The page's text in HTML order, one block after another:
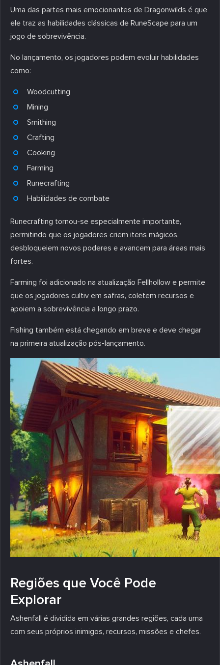
Uma das partes mais emocionantes de Dragonwilds é que
ele traz as habilidades clássicas de RuneScape para um
jogo de sobrevivência.
No lançamento, os jogadores podem evoluir habilidades
como:
Woodcutting
Mining
Smithing
Crafting
Cooking
Farming
Runecrafting
Habilidades de combate
Runecrafting tornou-se especialmente importante,
permitindo que os jogadores criem itens mágicos,
desbloqueiem novos poderes e avancem para áreas mais
fortes.
Farming foi adicionado na atualização Fellhollow e permite
que os jogadores cultiv em safras, coletem recursos e
apoiem a sobrevivência a longo prazo.
Fishing também está chegando em breve e deve chegar
na primeira atualização pós-lançamento.
Regiões que Você Pode
Explorar
Ashenfall é dividida em várias grandes regiões, cada uma
com seus próprios inimigos, recursos, missões e chefes.